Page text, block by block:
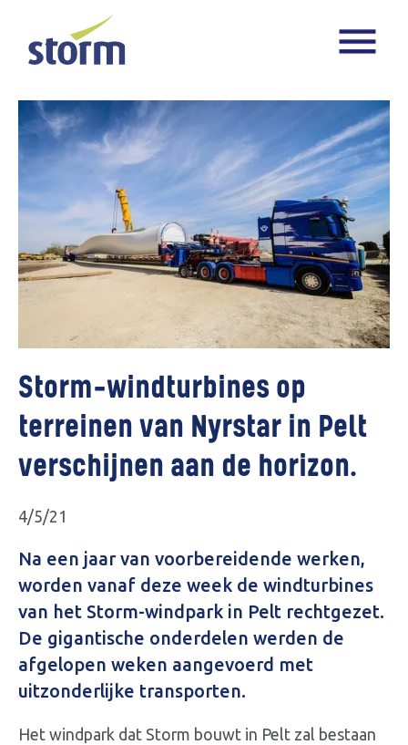
Storm-windturbines op
terreinen van Nyrstar in Pelt
verschijnen aan de horizon.
4/5/21
Na een jaar van voorbereidende werken,
worden vanaf deze week de windturbines
van het Storm-windpark in Pelt rechtgezet.
De gigantische onderdelen werden de
afgelopen weken aangevoerd met
uitzonderlijke transporten.
Het windpark dat Storm bouwt in Pelt zal bestaan